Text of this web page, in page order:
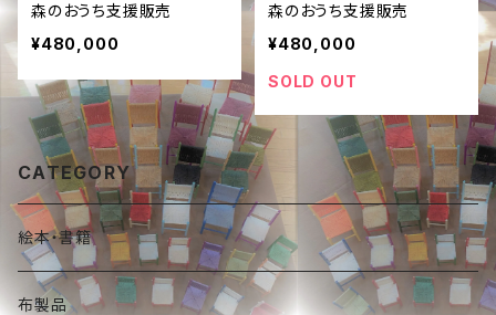
森のおうち支援販売
¥480,000
森のおうち支援販売
¥480,000
SOLD OUT
CATEGORY
絵本・書籍
布製品